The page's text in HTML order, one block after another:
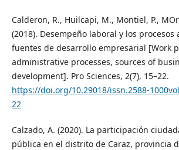
Calderon, R., Huilcapi, M., Montiel, P.,
(2018). Desempeño laboral y los
fuentes de desarrollo empresarial [Work
administrative processes, sources of
development]. Pro Sciences, 2(7), 15–22.
https://doi.org/10.29018/issn.2588-
22
Calzado, A. (2020). La participación
pública en el distrito de Caraz, provincia